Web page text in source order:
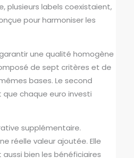
plusieurs labels coexistaient,
pour harmoniser les
une qualité homogène
de sept critères et de
bases. Le second
que chaque euro investi
supplémentaire.
réelle valeur ajoutée. Elle
bien les bénéficiaires